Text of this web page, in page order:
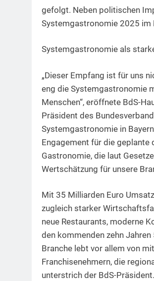
gefolgt. Neben politischen
Systemgastronomie 2025
Systemgastronomie als
„Dieser Empfang ist für uns
eng die Systemgastronomie
Menschen“, eröffnete BdS-
Präsident des
Systemgastronomie in
Engagement für die geplante
Gastronomie, die laut
Wertschätzung für unsere
Mit 35 Milliarden Euro
zugleich starker
neue Restaurants, moderne
den kommenden zehn
Branche lebt vor allem von
Franchisenehmern, die
unterstrich der BdS-Präsident.